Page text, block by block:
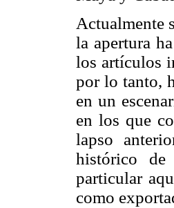
Actualmente
la apertura
los artículos
por lo tanto,
en un
en los que
lapso
histórico de
particular
como